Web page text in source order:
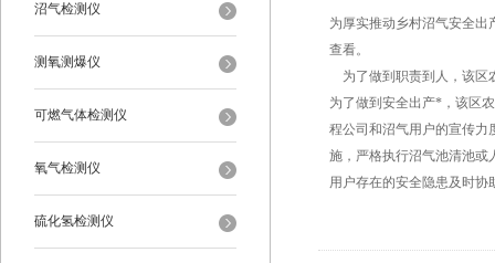
沼气检测仪
测氧测爆仪
可燃气体检测仪
氧气检测仪
硫化氢检测仪
为厚实推动乡村沼气安全
查看。
为了做到职责到人，该区
为了做到安全出产*，该区
程公司和沼气用户的宣传力
施，严格执行沼气池清池或
用户存在的安全隐患及时